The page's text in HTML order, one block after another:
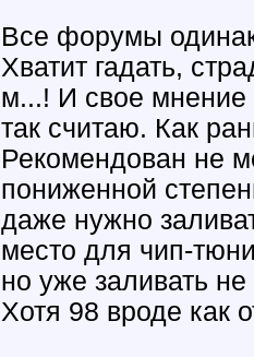
Все форумы
Хватит гадать,
м...! И свое
так считаю. Как
Рекомендован не
пониженной
даже нужно
место для чип-
но уже заливать
Хотя 98 вроде как